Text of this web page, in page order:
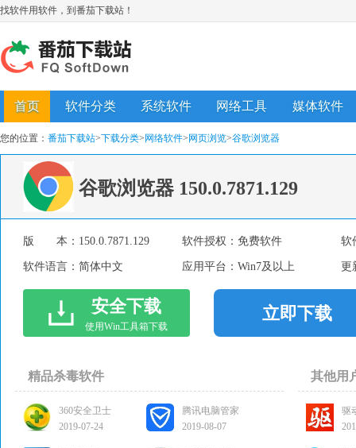
找软件用软件，到番茄下载站！
首页 软件分类 系统软件 网络工具 媒体软件
您的位置： 番茄下载站>下载分类> 网络软件> 网页浏览>谷歌浏览器
谷歌浏览器 150.0.7871.129
版 本： 150.0.7871.129 软件授权： 免费软件 软
软件语言： 简体中文 应用平台： Win7及以上 更
安全下载
使用Win工具箱下载
立即下载
精品杀毒软件
360安全卫士
2019-07-24
腾讯电脑管家
2019-08-07
其他用
驱